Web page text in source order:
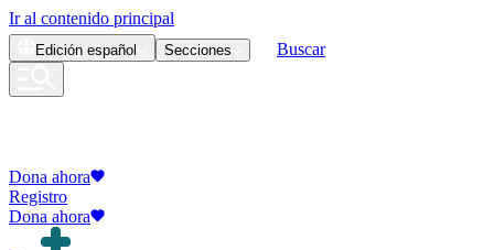
Ir al contenido principal
Edición español Secciones Buscar
Dona ahora
Registro
Dona ahora